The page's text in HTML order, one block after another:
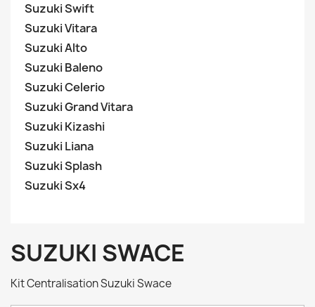
Suzuki Swift
Suzuki Vitara
Suzuki Alto
Suzuki Baleno
Suzuki Celerio
Suzuki Grand Vitara
Suzuki Kizashi
Suzuki Liana
Suzuki Splash
Suzuki Sx4
SUZUKI SWACE
Kit Centralisation Suzuki Swace